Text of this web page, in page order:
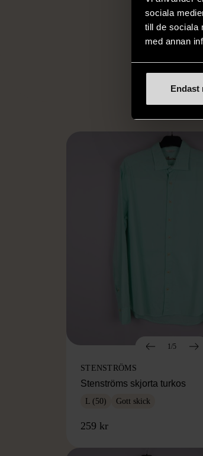
sociala
till de sociala
med annan
Endast
1/5
STENSTRÖMS
Stenströms skjorta turkos
L (50) Gott skick
259 kr